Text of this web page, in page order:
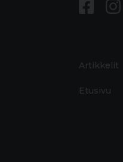
Artikkelit
Etusivu